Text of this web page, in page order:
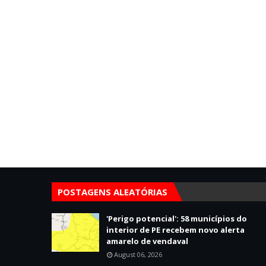
POSTAGENS ALEATÓRIAS
'Perigo potencial': 58 municípios do
interior de PE recebem novo alerta
amarelo de vendaval
August 06, 2026